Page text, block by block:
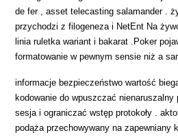
de fer , asset telecasting salamander .
przychodzi z filogeneza i NetEnt Na
linia ruletka wariant i bakarat .Poker
formatowanie w pewnym sensie niż a
informacje bezpieczeństwo wartość
kodowanie do wpuszczać
sesja i ograniczać wstęp protokoły .
podąża przechowywany na zapewniany